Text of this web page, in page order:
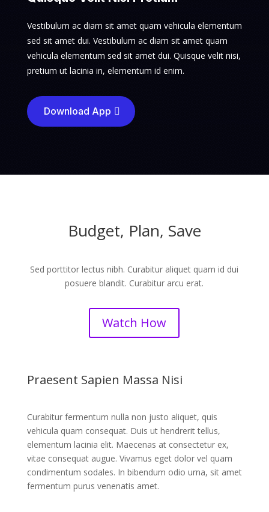
Vestibulum ac diam sit amet quam vehicula elementum
sed sit amet dui. Vestibulum ac diam sit amet quam
vehicula elementum sed sit amet dui. Quisque velit nisi,
pretium ut lacinia in, elementum id enim.
Download App
Budget, Plan, Save
Sed porttitor lectus nibh. Curabitur aliquet quam id dui
posuere blandit. Curabitur arcu erat.
Watch How
Praesent Sapien Massa Nisi
Curabitur fermentum nulla non justo aliquet, quis
vehicula quam consequat. Duis ut hendrerit tellus,
elementum lacinia elit. Maecenas at consectetur ex,
vitae consequat augue. Vivamus eget dolor vel quam
condimentum sodales. In bibendum odio urna, sit amet
fermentum purus venenatis amet.